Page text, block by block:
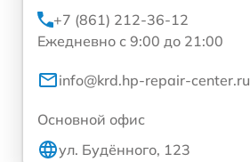
+7 (861) 212-36-12
Ежедневно с 9:00 до 21:00
info@krd.hp-repair-center.ru
Основной офис
ул. Будённого, 123